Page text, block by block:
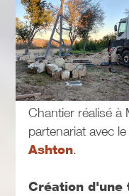
Chantier réalisé à
partenariat avec
Ashton.
Création d'une